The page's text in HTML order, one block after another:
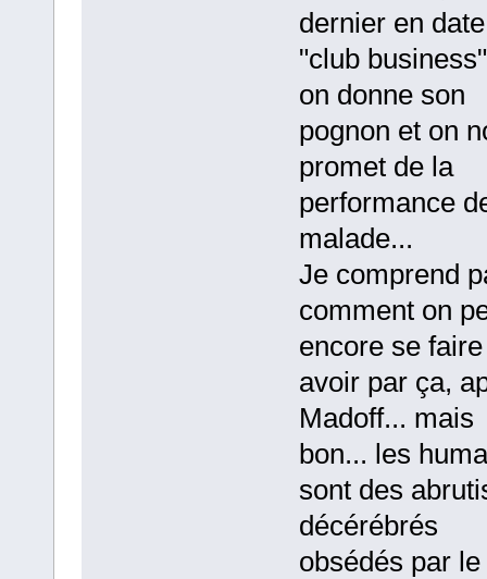
dernier en
"club
on donne son
pognon et on
promet de la
performance
malade...
Je comprend
comment on
encore se faire
avoir par ça,
Madoff... mais
bon... les
sont des
décérébrés
obsédés par le